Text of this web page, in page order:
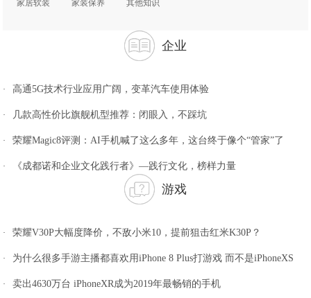
家居软装 家装保养 其他知识
企业
· 高通5G技术行业应用广阔，变革汽车使用体验
· 几款高性价比旗舰机型推荐：闭眼入，不踩坑
· 荣耀Magic8评测：AI手机喊了这么多年，这台终于像个“管家”了
· 《成都诺和企业文化践行者》—践行文化，榜样力量
游戏
· 荣耀V30P大幅度降价，不敌小米10，提前狙击红米K30P？
· 为什么很多手游主播都喜欢用iPhone 8 Plus打游戏 而不是iPhoneXS
· 卖出4630万台 iPhoneXR成为2019年最畅销的手机